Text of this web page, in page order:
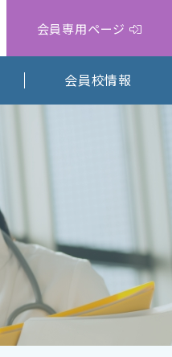
会員校情報
会員専用ページ